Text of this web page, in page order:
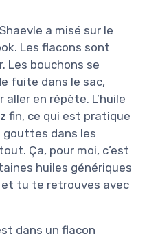
a misé sur le
Les flacons sont
Les bouchons se
fuite dans le sac,
en répète. L’huile
fin, ce qui est pratique
dans les
Ça, pour moi, c’est
huiles génériques
tu te retrouves avec
dans un flacon